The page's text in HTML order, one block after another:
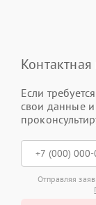
Если
свои данные
Отправляя